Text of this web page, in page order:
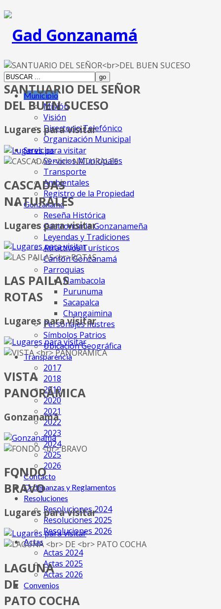
Municipio
Misión
Visión
Directorio Telefónico
Organización Municipal
Servicios
Servicios Municipales
Transporte
Ambientales
Registro de la Propiedad
Gonzanamá
Reseña Histórica
Gastronomia Gonzanameña
Leyendas y Tradiciones
Atractivos Turísticos
Cantón Gonzanamá
Parroquias
Nambacola
Purunuma
Sacapalca
Changaimina
Personajes Ilustres
Símbolos Patrios
Ubicación Geográfica
Transparencia
2017
2018
2019
2020
2021
2022
2023
2024
2025
2026
Contácto
Ordenanzas y Reglamentos
Resoluciones
Resoluciones 2024
Resoluciones 2025
Resoluciones 2026
Actas
Actas 2024
Actas 2025
Actas 2026
Convenios
SANTUARIO DEL SEÑOR
DEL BUEN SUCESO
Lugares para visitar
CASCADAS
NATURALES
Lugares para visitar
LAS PAILAS
ROTAS
Lugares para visitar
VISTA
PANORÁMICA
Gonzanamá
FONDO
BRAVO
Lugares para visitar
LAGUNA
DE
PATO COCHA